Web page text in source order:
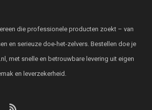
die professionele producten zoekt – van
en serieuze doe-het-zelvers. Bestellen doe je
met snelle en betrouwbare levering uit eigen
en leverzekerheid.